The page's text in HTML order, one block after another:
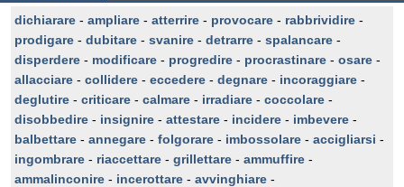
dichiarare - ampliare - atterrire - provocare - rabbrividire -
prodigare - dubitare - svanire - detrarre - spalancare -
disperdere - modificare - progredire - procrastinare - osare -
allacciare - collidere - eccedere - degnare - incoraggiare -
deglutire - criticare - calmare - irradiare - coccolare -
disobbedire - insignire - attestare - incidere - imbevere -
balbettare - annegare - folgorare - imbossolare - accigliarsi -
ingombrare - riaccettare - grillettare - ammuffire -
ammalinconire - incerottare - avvinghiare -